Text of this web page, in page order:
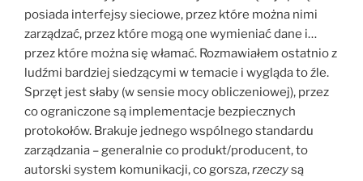
posiada interfejsy sieciowe, przez które można nimi
zarządzać, przez które mogą one wymieniać dane i…
przez które można się włamać. Rozmawiałem ostatnio z
ludźmi bardziej siedzącymi w temacie i wygląda to źle.
Sprzęt jest słaby (w sensie mocy obliczeniowej), przez
co ograniczone są implementacje bezpiecznych
protokołów. Brakuje jednego wspólnego standardu
zarządzania – generalnie co produkt/producent, to
autorski system komunikacji, co gorsza,rzeczysą